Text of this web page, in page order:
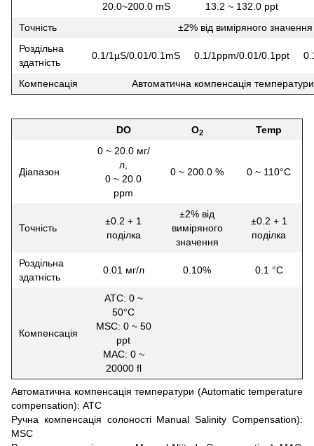
20.0~200.0 mS
13.2 ~ 132.0 ppt
Точність
±2% від виміряного значення
Роздільна
здатність
0.1/1µS/0.01/0.1mS 0.1/1ppm/0.01/0.1ppt
Компенсація Автоматична компенсація
DO О2 Temp
Діапазон
0 ~ 20.0 мг/
л,
0 ~ 20.0
ppm
0 ~ 200.0 % 0 ~ 110°С
Точність
±0.2 + 1
поділка
±2% від
виміряного
значення
±0.2 + 1
поділка
Роздільна
здатність
0.01 мг/л 0.10% 0.1 °С
Компенсація
ATC: 0 ~
50°С
MSC: 0 ~ 50
ppt
MAC: 0 ~
20000 fl
Автоматична компенсація температури (Аutomatic temperature
compensation): АТС
Ручна компенсація солоності Manual Salinity Compensation):
MSC